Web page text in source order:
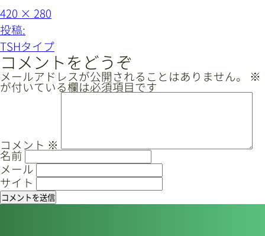
新着情報
採用情報
レールシステムについて
CAD/PDFデータ
シンテック公式Instagram
フ
ル
サ
イ
ズ
420 × 280
投
稿
ナ
ビ
ゲ
ョ
ン
投稿:
TSHタイプ
コメントをどうぞ
メールアドレスが公開されることはありません。 ※
が付いている欄は必須項目です
コメント ※
名前
メール
サイト